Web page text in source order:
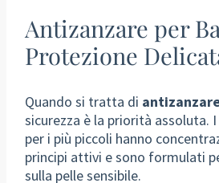
Antizanzare per
Protezione
Quando si tratta di
sicurezza è la priorità assoluta.
per i più piccoli hanno
principi attivi e sono formulati
sulla pelle sensibile.